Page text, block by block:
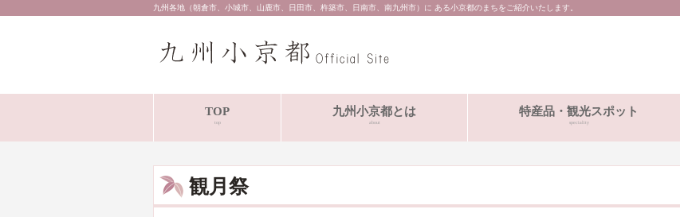
九州各地（朝倉市、小城市、山鹿市、日田市、杵築市、日南市、南九州市）に ある小京都のまちをご紹介いたします。
TOP
top
九州小京都とは
about
特産品・観光スポット
speciality
観月祭